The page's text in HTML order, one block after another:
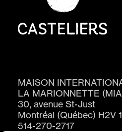
MAISON
LA MARIONNETTE
30, avenue St-Just
Montréal (Québec) H2V
514-270-2717